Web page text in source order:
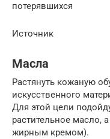
потерявшихся
Источник
Масла
Растянуть кожаную
искусственного
Для этой цели
растительное масло,
жирным кремом).